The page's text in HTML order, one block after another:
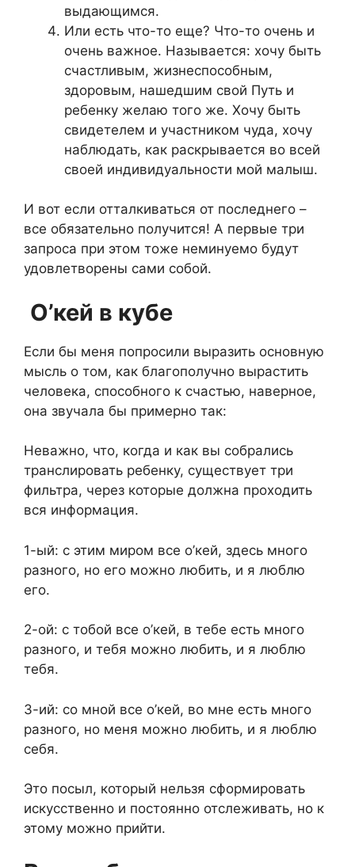
выдающимся.
Или есть что-то еще? Что-то очень и
очень важное. Называется: хочу быть
счастливым, жизнеспособным,
здоровым, нашедшим свой Путь и
ребенку желаю того же. Хочу быть
свидетелем и участником чуда, хочу
наблюдать, как раскрывается во всей
своей индивидуальности мой малыш.
И вот если отталкиваться от последнего –
все обязательно получится! А первые три
запроса при этом тоже неминуемо будут
удовлетворены сами собой.
О’кей в кубе
Если бы меня попросили выразить основную
мысль о том, как благополучно вырастить
человека, способного к счастью, наверное,
она звучала бы примерно так:
Неважно, что, когда и как вы собрались
транслировать ребенку, существует три
фильтра, через которые должна проходить
вся информация.
1-ый: с этим миром все о’кей, здесь много
разного, но его можно любить, и я люблю
его.
2-ой: с тобой все о’кей, в тебе есть много
разного, и тебя можно любить, и я люблю
тебя.
3-ий: со мной все о’кей, во мне есть много
разного, но меня можно любить, и я люблю
себя.
Это посыл, который нельзя сформировать
искусственно и постоянно отслеживать, но к
этому можно прийти.